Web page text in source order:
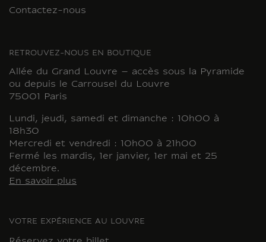
Contactez-nous
RETROUVEZ-NOUS EN BOUTIQUE
Allée du Grand Louvre – accès sous la Pyramide
ou depuis le Carrousel du Louvre
75001 Paris
Lundi, jeudi, samedi et dimanche : 10h00 à
18h30
Mercredi et vendredi : 10h00 à 21h00
Fermé les mardis, 1er janvier, 1er mai et 25
décembre.
En savoir plus
VOTRE EXPÉRIENCE AU LOUVRE